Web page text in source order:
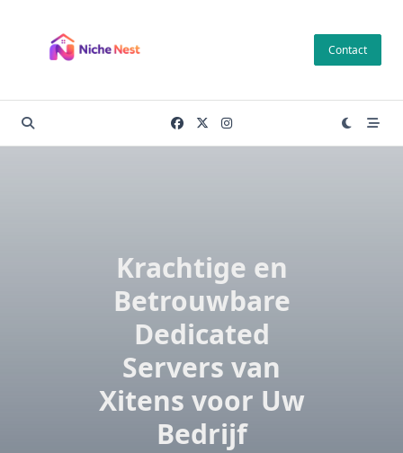
content
Contact
Krachtige en
Betrouwbare
Dedicated
Servers van
Xitens voor Uw
Bedrijf